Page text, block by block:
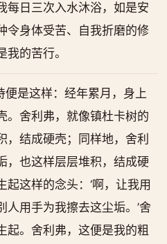
每日三次入水沐浴，如是安
身体受苦、自我折磨的修
的苦行。
便是这样：经年累月，身上
。舍利弗，就像镇杜卡树的
，结成硬壳；同样地，舍利
，也这样层层堆积，结成硬
这样的念头：‘啊，让我用
用手为我擦去这尘垢。’舍
起。舍利弗，这便是我的粗